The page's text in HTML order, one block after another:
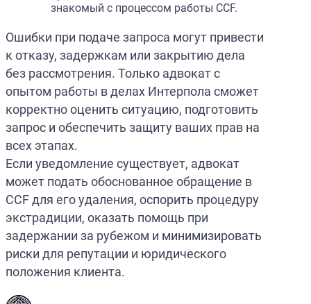
знакомый с процессом работы CCF.
Ошибки при подаче запроса могут привести
к отказу, задержкам или закрытию дела
без рассмотрения. Только адвокат с
опытом работы в делах Интерпола сможет
корректно оценить ситуацию, подготовить
запрос и обеспечить защиту ваших прав на
всех этапах.
Если уведомление существует, адвокат
может подать обоснованное обращение в
CCF для его удаления, оспорить процедуру
экстрадиции, оказать помощь при
задержании за рубежом и минимизировать
риски для репутации и юридического
положения клиента.